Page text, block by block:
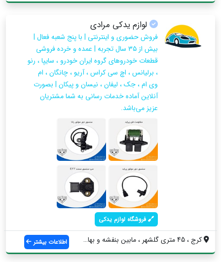
لوازم یدکی مرادی
فروش حضوری و اینترنتی | با پنج شعبه فعال |
بیش از ۳۵ سال تجربه | عمده و خرده فروشی
قطعات خودروهای گروه ایران خودرو ، سایپا ، رنو
، برلیانس ، اچ سی کراس ، آریو ، چانگان ، ام
وی ام ، جک ، لیفان ، نیسان و پیکان | بصورت
آنلاین آماده خدمات رسانی به شما مشتریان
عزیز می‌باشد.
فروشگاه لوازم یدکی
کرج ، 45 متری گلشهر ، مابین بنفشه و بهار... اطلاعات بیشتر